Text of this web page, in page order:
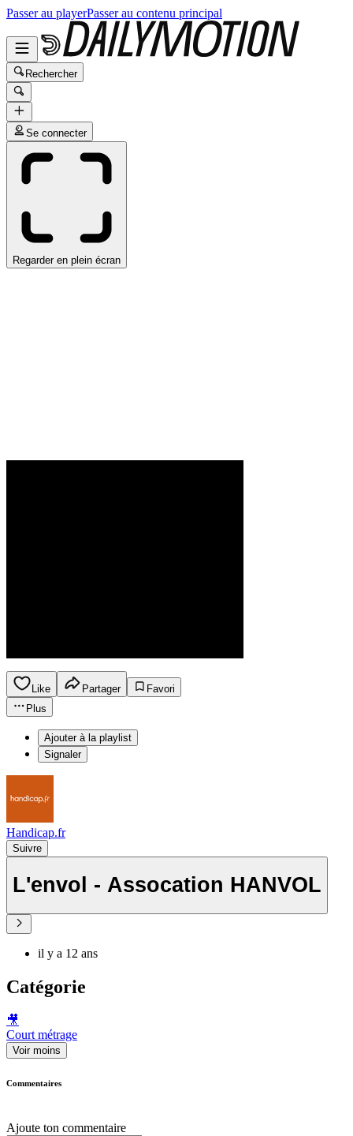
Passer au playerPasser au contenu principal
Rechercher
Se connecter
Regarder en plein écran
Like Partager
Favori
Plus
Ajouter à la playlist
Signaler
Handicap.fr
Suivre
L'envol - Assocation HANVOL
il y a 12 ans
Catégorie
🎥
Court métrage
Voir moins
Commentaires
Ajoute ton commentaire